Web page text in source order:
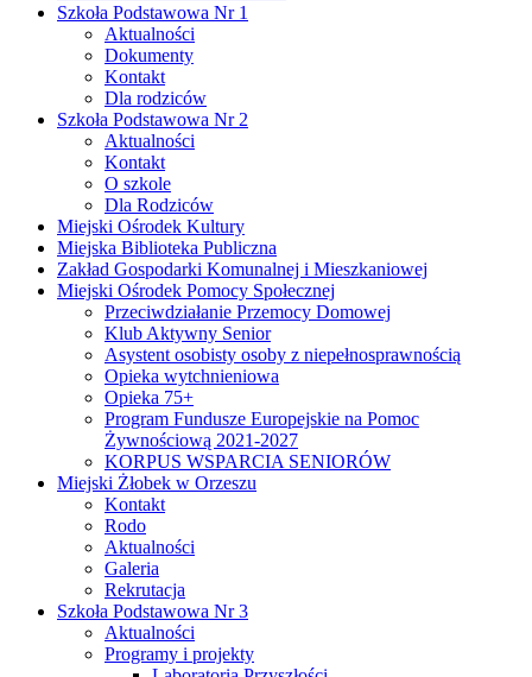
Szkoła Podstawowa Nr 1
Aktualności
Dokumenty
Kontakt
Dla rodziców
Szkoła Podstawowa Nr 2
Aktualności
Kontakt
O szkole
Dla Rodziców
Miejski Ośrodek Kultury
Miejska Biblioteka Publiczna
Zakład Gospodarki Komunalnej i Mieszkaniowej
Miejski Ośrodek Pomocy Społecznej
Przeciwdziałanie Przemocy Domowej
Klub Aktywny Senior
Asystent osobisty osoby z niepełnosprawnością
Opieka wytchnieniowa
Opieka 75+
Program Fundusze Europejskie na Pomoc
Żywnościową 2021-2027
KORPUS WSPARCIA SENIORÓW
Miejski Żłobek w Orzeszu
Kontakt
Rodo
Aktualności
Galeria
Rekrutacja
Szkoła Podstawowa Nr 3
Aktualności
Programy i projekty